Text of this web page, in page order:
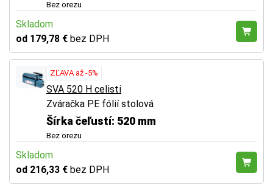
Bez orezu
Skladom
od 179,78 € bez DPH
ZĽAVA až -5%
SVA 520 H celisti
Zváračka PE fólií stolová
Šírka čeľustí: 520 mm
Bez orezu
Skladom
od 216,33 € bez DPH